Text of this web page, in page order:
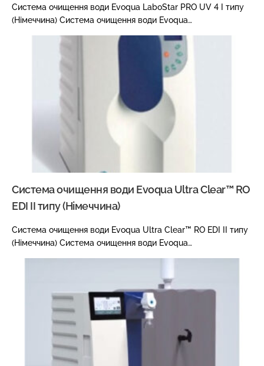
Система очищення води Evoqua LaboStar PRO UV 4 I типу
(Німеччина) Система очищення води Evoqua…
Система очищення води Evoqua Ultra Clear™ RO
EDI II типу (Німеччина)
Система очищення води Evoqua Ultra Clear™ RO EDI II типу
(Німеччина) Система очищення води Evoqua…